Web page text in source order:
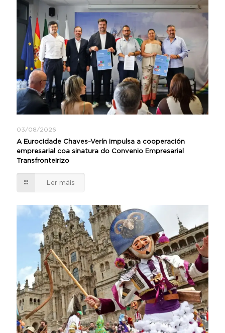
03/08/2026
A Eurocidade Chaves-Verín impulsa a cooperación
empresarial coa sinatura do Convenio Empresarial
Transfronteirizo
Ler máis